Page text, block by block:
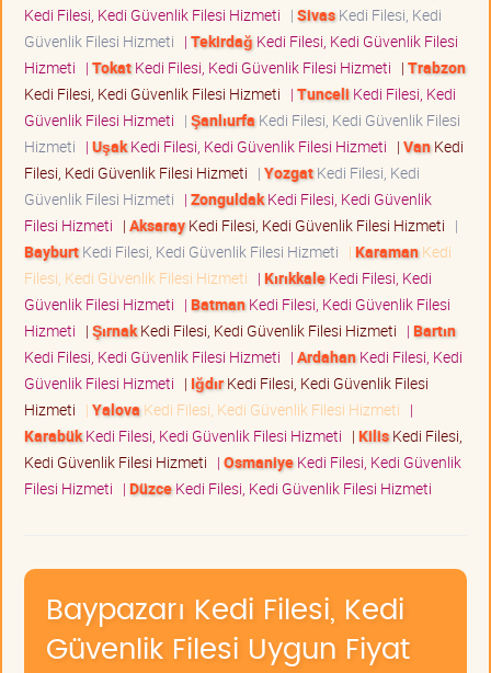
Kedi Filesi, Kedi Güvenlik Filesi Hizmeti | SivasKedi Filesi, Kedi
Güvenlik Filesi Hizmeti | Tekirdağ Kedi Filesi, Kedi Güvenlik Filesi
Hizmeti | TokatKedi Filesi, Kedi Güvenlik Filesi Hizmeti | Trabzon
Kedi Filesi, Kedi Güvenlik Filesi Hizmeti | Tunceli Kedi Filesi, Kedi
Güvenlik Filesi Hizmeti | Şanlıurfa Kedi Filesi, Kedi Güvenlik Filesi
Hizmeti | UşakKedi Filesi, Kedi Güvenlik Filesi Hizmeti | VanKedi
Filesi, Kedi Güvenlik Filesi Hizmeti | YozgatKedi Filesi, Kedi
Güvenlik Filesi Hizmeti | ZonguldakKedi Filesi, Kedi Güvenlik
Filesi Hizmeti | AksarayKedi Filesi, Kedi Güvenlik Filesi Hizmeti |
BayburtKedi Filesi, Kedi Güvenlik Filesi Hizmeti | KaramanKedi
Filesi, Kedi Güvenlik Filesi Hizmeti | KırıkkaleKedi Filesi, Kedi
Güvenlik Filesi Hizmeti | BatmanKedi Filesi, Kedi Güvenlik Filesi
Hizmeti | ŞırnakKedi Filesi, Kedi Güvenlik Filesi Hizmeti | Bartın
Kedi Filesi, Kedi Güvenlik Filesi Hizmeti | ArdahanKedi Filesi, Kedi
Güvenlik Filesi Hizmeti | IğdırKedi Filesi, Kedi Güvenlik Filesi
Hizmeti | Yalova Kedi Filesi, Kedi Güvenlik Filesi Hizmeti |
KarabükKedi Filesi, Kedi Güvenlik Filesi Hizmeti | KilisKedi Filesi,
Kedi Güvenlik Filesi Hizmeti | OsmaniyeKedi Filesi, Kedi Güvenlik
Filesi Hizmeti | DüzceKedi Filesi, Kedi Güvenlik Filesi Hizmeti
Baypazarı Kedi Filesi, Kedi
Güvenlik Filesi Uygun Fiyat